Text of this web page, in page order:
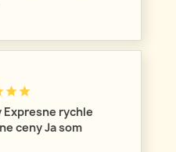
starstar
Expresne rychle
ceny Ja som